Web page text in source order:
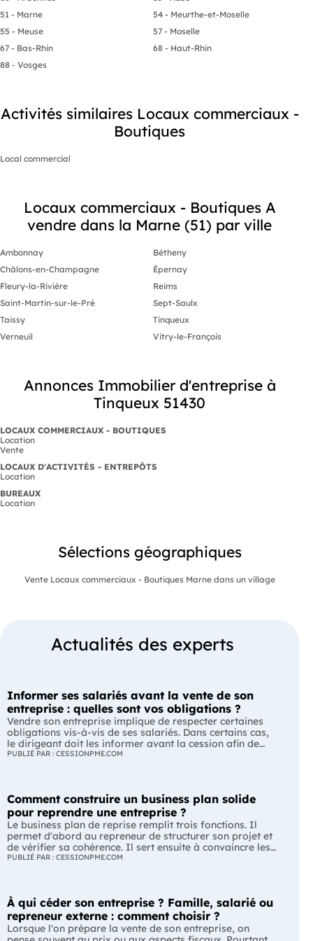
51 - Marne
54 - Meurthe-et-Moselle
55 - Meuse
57 - Moselle
67 - Bas-Rhin
68 - Haut-Rhin
88 - Vosges
Activités similaires Locaux commerciaux -
Boutiques
Local commercial
Locaux commerciaux - Boutiques A
vendre dans la Marne (51) par ville
Ambonnay
Bétheny
Châlons-en-Champagne
Épernay
Fleury-la-Rivière
Reims
Saint-Martin-sur-le-Pré
Sept-Saulx
Taissy
Tinqueux
Verneuil
Vitry-le-François
Annonces Immobilier d'entreprise à
Tinqueux 51430
LOCAUX COMMERCIAUX - BOUTIQUES
Location
Vente
LOCAUX D'ACTIVITÉS - ENTREPÔTS
Location
BUREAUX
Location
Sélections géographiques
Vente Locaux commerciaux - Boutiques Marne dans un village
Actualités des experts
Informer ses salariés avant la vente de son
entreprise : quelles sont vos obligations ?
Vendre son entreprise implique de respecter certaines
obligations vis-à-vis de ses salariés. Dans certains cas,
le dirigeant doit les informer avant la cession afin de
leur permettre, s'ils le souhaitent, de présenter une offre
L'essentiel Les entreprises de moins de 250 salariés sont
soumises, dans certains cas, à une obligation
d'information préalable des salariés. Cette obligation
concerne la vente d'un fonds de commerce ou la cession
de la majorité des titres d'une société. Le délai
d'information varie selon la taille de l'entreprise. Les
L'obligation d'information concerne uniquement
certaines entreprises et certaines opérations de cession.
Vous êtes concerné si : votre entreprise emploie moins
de 250 salariés ; vous vendez votre fonds de commerce
PUBLIÉ PAR : CESSIONPME.COM
Comment construire un business plan solide
pour reprendre une entreprise ?
Le business plan de reprise remplit trois fonctions. Il
permet d'abord au repreneur de structurer son projet et
de vérifier sa cohérence. Il sert ensuite à convaincre les
banques et les partenaires financiers de l'accompagner.
consiste pas à reprendre les anciens comptes de
l'entreprise. Il explique comment l'entreprise évoluera
après le changement de dirigeant. C'est un document
indispensable pour structurer votre projet et convaincre
PUBLIÉ PAR : CESSIONPME.COM
À qui céder son entreprise ? Famille, salarié ou
repreneur externe : comment choisir ?
Lorsque l'on prépare la vente de son entreprise, on